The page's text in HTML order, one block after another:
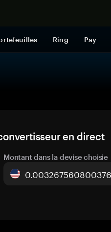
Ring Pay
en direct
Montant dans la devise choisie